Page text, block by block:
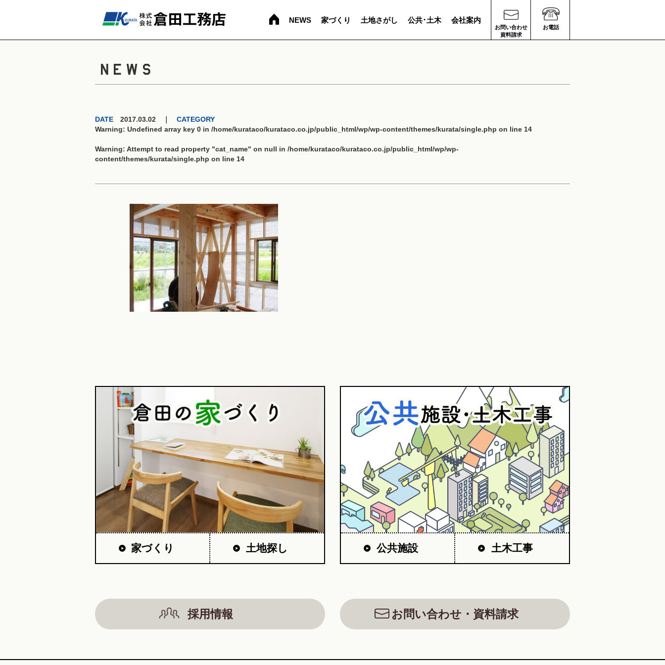
NEWS 家づくり 土地さがし 公共･土木 会社案内
お問い合わせ
資料請求
お電話
NEWS
DATE 2017.03.02 ｜ CATEGORY
Warning: Undefined array key 0 in /home/kurataco/kurataco.co.jp/public_html/wp/wp-content/themes/kurata/single.php on line 14
Warning: Attempt to read property "cat_name" on null in /home/kurataco/kurataco.co.jp/public_html/wp/wp-
content/themes/kurata/single.php on line 14
家づくり 土地探し 公共施設 土木工事
採用情報 お問い合わせ・資料請求